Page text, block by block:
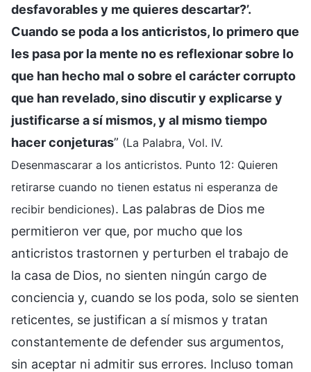
desfavorables y me quieres descartar?’.
Cuando se poda a los anticristos, lo primero que
les pasa por la mente no es reflexionar sobre lo
que han hecho mal o sobre el carácter corrupto
que han revelado, sino discutir y explicarse y
justificarse a sí mismos, y al mismo tiempo
hacer conjeturas” (La Palabra, Vol. IV.
Desenmascarar a los anticristos. Punto 12: Quieren
retirarse cuando no tienen estatus ni esperanza de
recibir bendiciones). Las palabras de Dios me
permitieron ver que, por mucho que los
anticristos trastornen y perturben el trabajo de
la casa de Dios, no sienten ningún cargo de
conciencia y, cuando se los poda, solo se sienten
reticentes, se justifican a sí mismos y tratan
constantemente de defender sus argumentos,
sin aceptar ni admitir sus errores. Incluso toman